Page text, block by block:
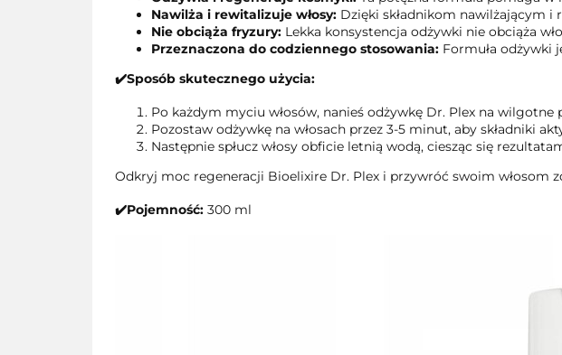
Nawilża i rewitalizuje włosy: Dzięki składnikom nawilżającym i
Nie obciąża fryzury: Lekka konsystencja odżywki nie obciąża
Przeznaczona do codziennego stosowania: Formuła odżywki
✔️Sposób skutecznego użycia:
Po każdym myciu włosów, nanieś odżywkę Dr. Plex na wilgotne
Pozostaw odżywkę na włosach przez 3-5 minut, aby składniki
Następnie spłucz włosy obficie letnią wodą, ciesząc się
Odkryj moc regeneracji Bioelixire Dr. Plex i przywróć swoim włosom
✔️Pojemność: 300 ml